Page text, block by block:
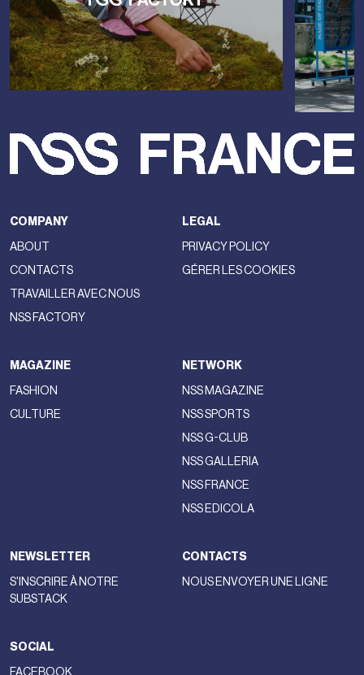
COMPANY
ABOUT
CONTACTS
TRAVAILLER AVEC NOUS
NSS FACTORY
LEGAL
PRIVACY POLICY
GÉRER LES COOKIES
MAGAZINE
FASHION
CULTURE
NETWORK
NSS MAGAZINE
NSS SPORTS
NSS G-CLUB
NSS GALLERIA
NSS FRANCE
NSS EDICOLA
NEWSLETTER
S'INSCRIRE À NOTRE
SUBSTACK
CONTACTS
NOUS ENVOYER UNE LIGNE
SOCIAL
FACEBOOK